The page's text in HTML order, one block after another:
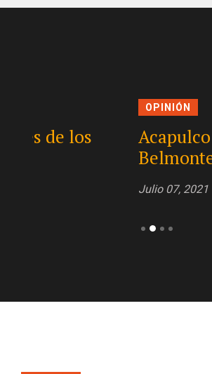
Acapulco news de Juan